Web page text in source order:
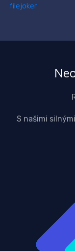
filejoker
S našimi